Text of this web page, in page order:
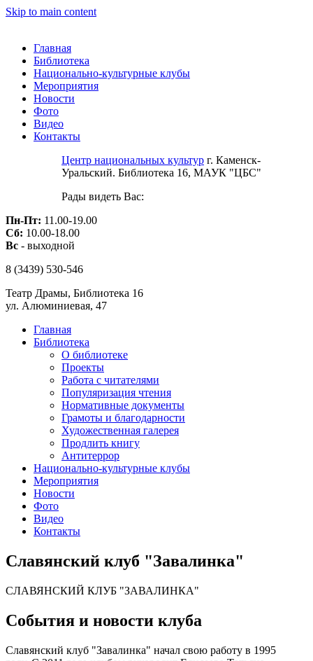
Skip to main content
Главная
Библиотека
Национально-культурные клубы
Мероприятия
Новости
Фото
Видео
Контакты
Центр национальных культур г. Каменск-
Уральский. Библиотека 16, МАУК "ЦБС"
Рады видеть Вас:
Пн-Пт: 11.00-19.00
Сб: 10.00-18.00
Вс - выходной
8 (3439) 530-546
Театр Драмы, Библиотека 16
ул. Алюминиевая, 47
Главная
Библиотека
О библиотеке
Проекты
Работа с читателями
Популяризация чтения
Нормативные документы
Грамоты и благодарности
Художественная галерея
Продлить книгу
Антитеррор
Национально-культурные клубы
Мероприятия
Новости
Фото
Видео
Контакты
Славянский клуб "Завалинка"
СЛАВЯНСКИЙ КЛУБ "ЗАВАЛИНКА"
События и новости клуба
Славянский клуб "Завалинка" начал свою работу в 1995